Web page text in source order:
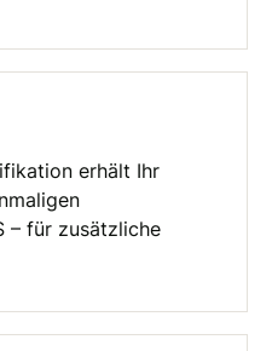
erhält Ihr
– für zusätzliche